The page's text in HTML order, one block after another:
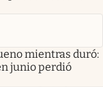
mientras duró:
junio perdió